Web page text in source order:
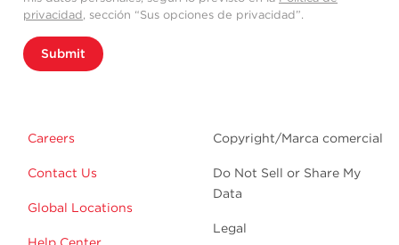
privacidad, sección “Sus opciones de privacidad”.
Submit
Careers
Contact Us
Global Locations
Help Center
Copyright/Marca comercial
Do Not Sell or Share My
Data
Legal